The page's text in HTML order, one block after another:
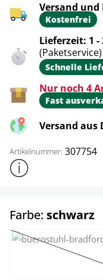
Versand
Kostenfrei
Lieferzeit: 1 -
(Paketservice)
Schnelle
Nur noch 4
Fast
Versand aus
Artikelnummer: 307754
Weitere
Farbe: schwarz
grau